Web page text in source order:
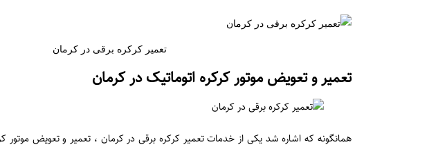
تعمیر کرکره برقی در کرمان
تعمیر و تعویض موتور کرکره اتوماتیک در کرمان
همانگونه که اشاره شد یکی از خدمات تعمیر کرکره برقی در کرمان ، تعمیر و تعویض موتور